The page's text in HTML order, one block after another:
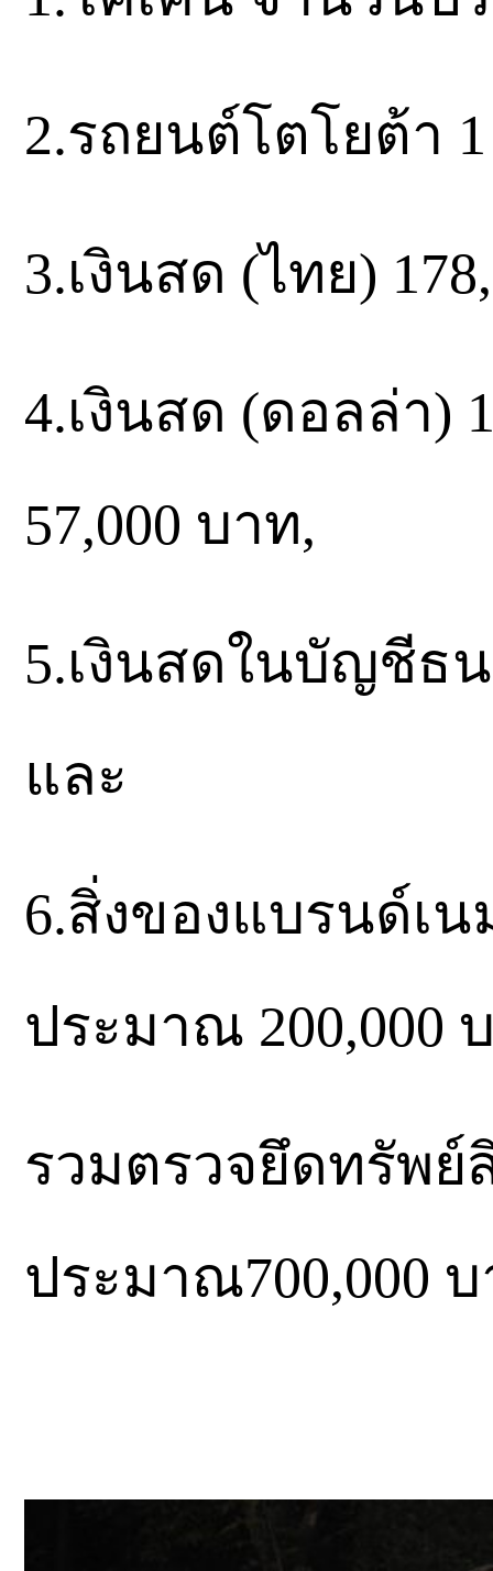
2.รถยนต์โตโยต้า
3.เงินสด (ไทย)
4.เงินสด (ดอลล่า)
57,000 บาท,
5.เงินสดในบัญชีธ
และ
6.สิ่งของแบรนด์เ
ประมาณ 200,000
รวมตรวจยึดทรัพ
ประมาณ700,000